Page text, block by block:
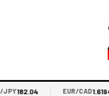
182.04 EUR/CAD1.6194